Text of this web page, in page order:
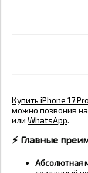
Купить iPhone 17
можно позвонив
или WhatsApp.
⚡️ Главные
Абсолютная